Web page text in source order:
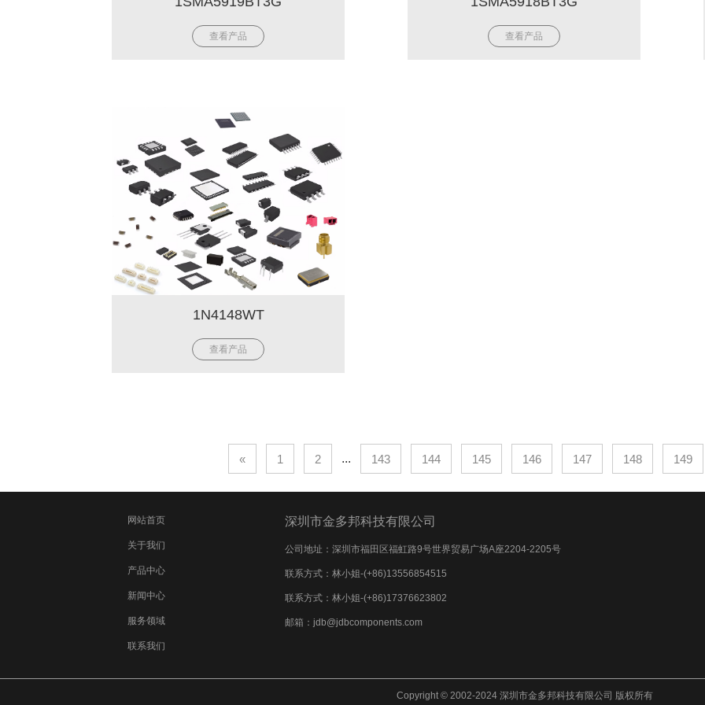
查看产品 查看产品
1N4148WT
查看产品
« 1 2 ... 143 144 145 146 147 148 149
网站首页
关于我们
产品中心
新闻中心
服务领域
联系我们
深圳市金多邦科技有限公司
公司地址：深圳市福田区福虹路9号世界贸易广场A座2204-2205号
联系方式：林小姐-(+86)13556854515
联系方式：林小姐-(+86)17376623802
邮箱：jdb@jdbcomponents.com
Copyright © 2002-2024 深圳市金多邦科技有限公司 版权所有